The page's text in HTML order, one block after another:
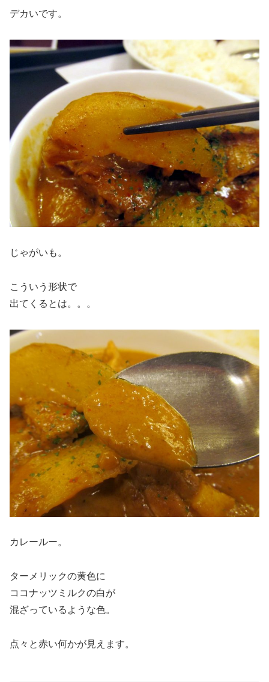
デカいです。
じゃがいも。
こういう形状で
出てくるとは。。。
カレールー。
ターメリックの黄色に
ココナッツミルクの白が
混ざっているような色。
点々と赤い何かが見えます。